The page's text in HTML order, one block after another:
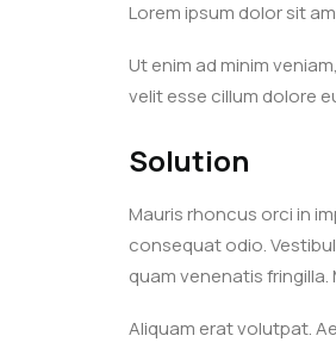
Lorem ipsum dolor sit
Ut enim ad minim
velit esse cillum dolore
Solution
Mauris rhoncus orci in
consequat odio.
quam venenatis
Aliquam erat volutpat.